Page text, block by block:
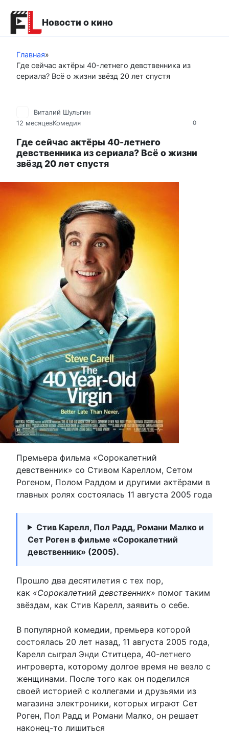
контенту
Новости о кино
Главная»
Где сейчас актёры 40-летнего девственника из
сериала? Всё о жизни звёзд 20 лет спустя
0
Виталий Шульгин
12 месяцевКомедия
Где сейчас актёры 40-летнего
девственника из сериала? Всё о жизни
звёзд 20 лет спустя
Премьера фильма «Сорокалетний
девственник» со Стивом Кареллом, Сетом
Рогеном, Полом Раддом и другими актёрами в
главных ролях состоялась 11 августа 2005 года
Стив Карелл, Пол Радд, Романи Малко и
Сет Роген в фильме «Сорокалетний
девственник» (2005).
Прошло два десятилетия с тех пор,
как «Сорокалетний девственник» помог таким
звёздам, как Стив Карелл, заявить о себе.
В популярной комедии, премьера которой
состоялась 20 лет назад, 11 августа 2005 года,
Карелл сыграл Энди Ститцера, 40-летнего
интроверта, которому долгое время не везло с
женщинами. После того как он поделился
своей историей с коллегами и друзьями из
магазина электроники, которых играют Сет
Роген, Пол Радд и Романи Малко, он решает
наконец-то лишиться